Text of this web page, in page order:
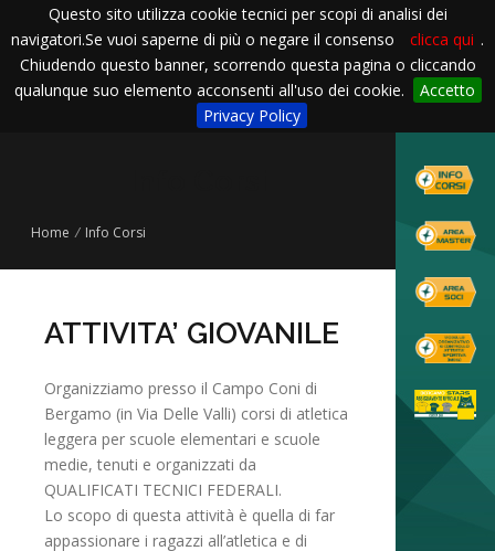
Questo sito utilizza cookie tecnici per scopi di analisi dei
navigatori.Se vuoi saperne di più o negare il consenso
clicca qui .
Chiudendo questo banner, scorrendo questa pagina o cliccando
qualunque suo elemento acconsenti all'uso dei cookie.
Accetto
Privacy Policy
Home / Info Corsi
ATTIVITA’ GIOVANILE
Organizziamo presso il Campo Coni di
Bergamo (in Via Delle Valli) corsi di atletica
leggera per scuole elementari e scuole
medie, tenuti e organizzati da
QUALIFICATI TECNICI FEDERALI.
Lo scopo di questa attività è quella di far
appassionare i ragazzi all’atletica e di